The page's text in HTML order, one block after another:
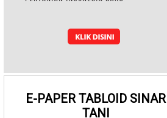
E-PAPER TABLOID SINAR
TANI